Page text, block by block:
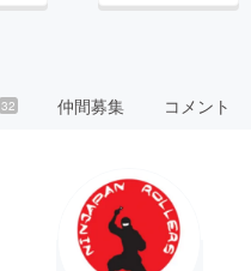
32 仲間募集 コメント